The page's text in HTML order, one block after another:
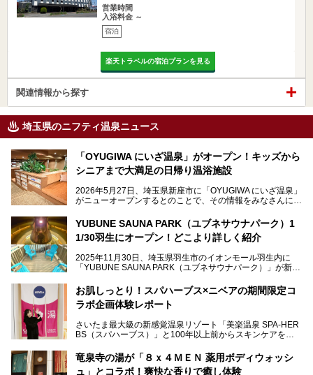
営業時間
入浴料金 ～
宿泊
楽天トラベルの宿泊プランを見る
関連情報から探す
埼玉県のニフティ温泉ニュース
「OYUGIWA にいざ温泉」がオープン！キッズから
シニアまで大満足の日帰り温浴施設
2026年5月27日、埼玉県新座市に「OYUGIWA にいざ温泉」
がニューオープンするとのことで、その情報をみなさんにい
メインとなる黒湯の天然温泉や本格的なサウナをはじめ、4
種類のリラックスルームやお食事処、他施設とは一線を画す
てきました！
YUBUNE SAUNA PARK（ユブネサウナパーク）1
1/30羽生にオープン！どこより詳しく紹介
2025年11月30日、埼玉県羽生市のイオンモール羽生内に
「YUBUNE SAUNA PARK（ユブネサウナパーク）」が新規
今年の4月1日から楽久屋グループの一員となった「湯舞音
（ユブネ）」が新ブランド「YUBUNE SAUNA PARK」を立
湯舞音らしいサウナにこだわった遊び心満点の"銭湯×屋外サ
ウナ"施設で、男女別のお風呂のほか、水着やサウナ着で楽
ど、ユニークなポイントがいっぱい！
オープン前取材に行ってきましたので、早速どこより詳しく
お肌しっとり！スパハーブス×ニベアの期間限定コ
ラボ企画体験レポート
さいたま最大級の新感覚温泉リゾート「美楽温泉 SPA-HER
BS（スパハーブス）」と100年以上前からスキンケアを考
読者モデルやインスタグラマーとして活躍している、美容＆
スパ大好きの畑瀬愛さんと取材してきました。
竜泉寺の湯が「８ｘ４ＭＥＮ 薬用ボディウォッシ
ュ」とコラボ！爽快な香りで癒し体験